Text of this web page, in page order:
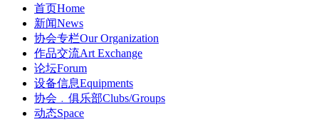
首页Home
新闻News
协会专栏Our Organization
作品交流Art Exchange
论坛Forum
设备信息Equipments
协会﹒俱乐部Clubs/Groups
动态Space